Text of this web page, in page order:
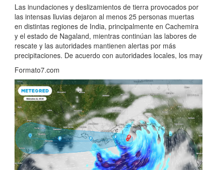
Las inundaciones y deslizamientos de tierra provocados por
las intensas lluvias dejaron al menos 25 personas muertas
en distintas regiones de India, principalmente en Cachemira
y el estado de Nagaland, mientras continúan las labores de
rescate y las autoridades mantienen alertas por más
precipitaciones. De acuerdo con autoridades locales, los may
Formato7.com